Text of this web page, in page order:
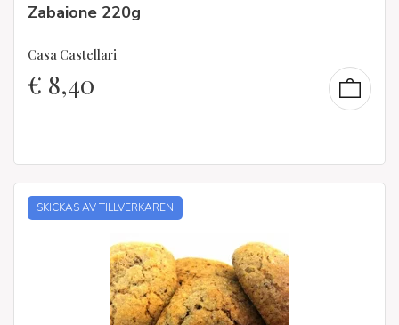
Zabaione 220g
Casa Castellari
€ 8,40
SKICKAS AV TILLVERKAREN